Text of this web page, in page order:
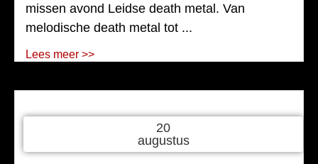
missen avond Leidse death metal. Van
melodische death metal tot ...
Lees meer >>
20
augustus